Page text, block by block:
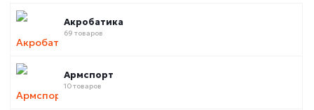
Акробатика
69 товаров
Армспорт
10 товаров